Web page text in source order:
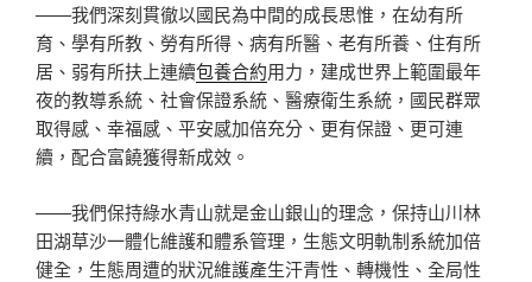
——我們深刻貫徹以國民為中間的成長思惟，在幼有所
育、學有所教、勞有所得、病有所醫、老有所養、住有所
居、弱有所扶上連續包養合約用力，建成世界上範圍最年
夜的教導系統、社會保證系統、醫療衛生系統，國民群眾
取得感、幸福感、平安感加倍充分、更有保證、更可連
續，配合富饒獲得新成效。
——我們保持綠水青山就是金山銀山的理念，保持山川林
田湖草沙一體化維護和體系管理，生態文明軌制系統加倍
健全，生態周遭的狀況維護產生汗青性、轉機性、全局性